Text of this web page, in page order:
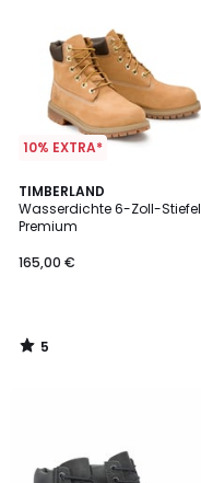
10% EXTRA*
TIMBERLAND
Wasserdichte 6-Zoll-Stiefel
Premium
165,00 €
5
/
5
5
/